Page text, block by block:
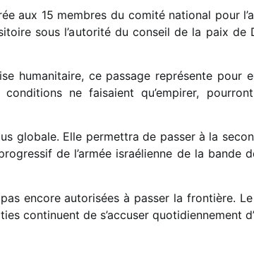
aux 15 membres du comité national pour
sous l’autorité du conseil de la paix de
humanitaire, ce passage représente pour
ne faisaient qu’empirer,
globale. Elle permettra de passer à la
de l’armée israélienne de la bande
encore autorisées à passer la frontière.
continuent de s’accuser quotidiennement